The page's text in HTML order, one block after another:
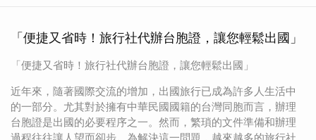
「便捷又省時！旅行社代辦台胞證，讓您輕鬆出國」
「便捷又省時！旅行社代辦台胞證，讓您輕鬆出國」
近年來，隨著國際交流的增加，出國旅行已成為許多人生活中
的一部分。尤其對於擁有中華民國國籍的台灣同胞而言，辦理
台胞證是出國的必要程序之一。然而，繁瑣的文件準備和辦理